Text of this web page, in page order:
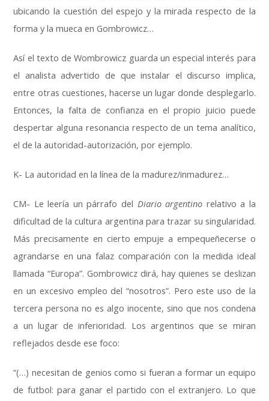
ubicando la cuestión del espejo y la mirada respecto de la
forma y la mueca en Gombrowicz…
Así el texto de Wombrowicz guarda un especial interés para
el analista advertido de que instalar el discurso implica,
entre otras cuestiones, hacerse un lugar donde desplegarlo.
Entonces, la falta de confianza en el propio juicio puede
despertar alguna resonancia respecto de un tema analítico,
el de la autoridad-autorización, por ejemplo.
K- La autoridad en la línea de la madurez/inmadurez…
CM- Le leería un párrafo del Diario argentino relativo a la
dificultad de la cultura argentina para trazar su singularidad.
Más precisamente en cierto empuje a empequeñecerse o
agrandarse en una falaz comparación con la medida ideal
llamada “Europa”. Gombrowicz dirá, hay quienes se deslizan
en un excesivo empleo del “nosotros”. Pero este uso de la
tercera persona no es algo inocente, sino que nos condena
a un lugar de inferioridad. Los argentinos que se miran
reflejados desde ese foco:
“(…) necesitan de genios como si fueran a formar un equipo
de futbol: para ganar el partido con el extranjero. Lo que